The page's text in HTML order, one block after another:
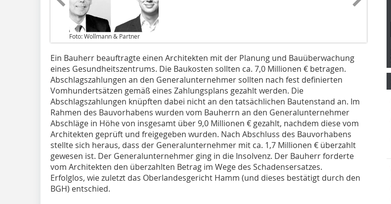
Foto: Wollmann & Partner
Ein Bauherr beauftragte einen Architekten mit der Planung und Bauüberwachung
eines Gesundheitszentrums. Die Baukosten sollten ca. 7,0 Millionen € betragen.
Abschlagszahlungen an den Generalunternehmer sollten nach fest definierten
Vomhundertsätzen gemäß eines Zahlungsplans gezahlt werden. Die
Abschlagszahlungen knüpften dabei nicht an den tatsächlichen Bautenstand an. Im
Rahmen des Bauvorhabens wurden vom Bauherrn an den Generalunternehmer
Abschläge in Höhe von insgesamt über 9,0 Millionen € gezahlt, nachdem diese vom
Architekten geprüft und freigegeben wurden. Nach Abschluss des Bauvorhabens
stellte sich heraus, dass der Generalunternehmer mit ca. 1,7 Millionen € überzahlt
gewesen ist. Der Generalunternehmer ging in die Insolvenz. Der Bauherr forderte
vom Architekten den überzahlten Betrag im Wege des Schadensersatzes.
Erfolglos, wie zuletzt das Oberlandesgericht Hamm (und dieses bestätigt durch den
BGH) entschied.